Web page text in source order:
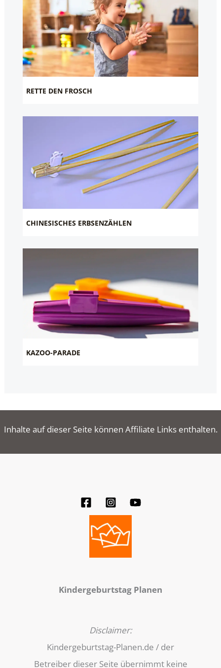
RETTE DEN FROSCH
CHINESISCHES ERBSENZÄHLEN
KAZOO-PARADE
Inhalte auf dieser Seite können Affiliate Links enthalten.
Kindergeburtstag Planen
Disclaimer:
Kindergeburtstag-Planen.de / der
Betreiber dieser Seite übernimmt keine